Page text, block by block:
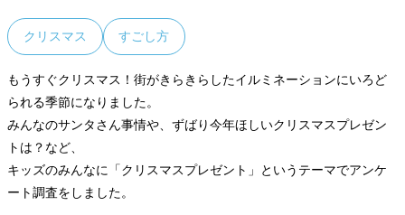
クリスマス すごし方
もうすぐクリスマス！街がきらきらしたイルミネーションにいろど
られる季節になりました。
みんなのサンタさん事情や、ずばり今年ほしいクリスマスプレゼン
トは？など、
キッズのみんなに「クリスマスプレゼント」というテーマでアンケ
ート調査をしました。